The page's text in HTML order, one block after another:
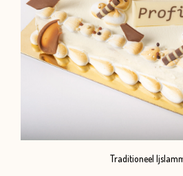
Traditioneel